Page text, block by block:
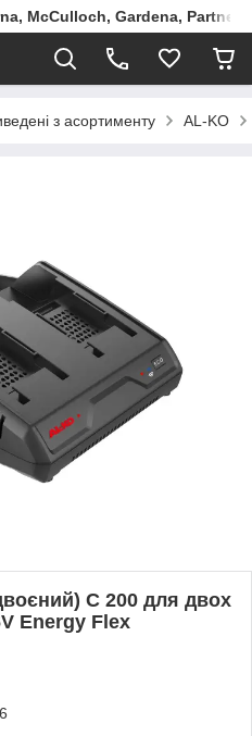
McCulloch, Gardena, Partner
з асортименту AL-KO
C 200 для двох
Energy Flex